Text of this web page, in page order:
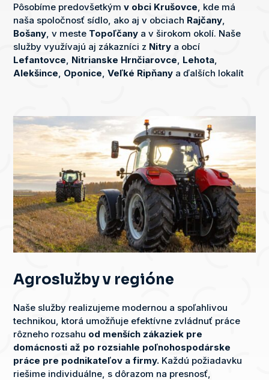
Pôsobíme predovšetkýmv obci Krušovce, kde má
naša spoločnosť sídlo, ako aj v obciach Rajčany,
Bošany, v meste Topoľčany a v širokom okolí. Naše
služby využívajú aj zákazníci z Nitry a obcí
Lefantovce, Nitrianske Hrnčiarovce, Lehota,
Alekšince, Oponice,Veľké Ripňany a ďalších lokalít
Agroslužby v regióne
Naše služby realizujeme modernou a spoľahlivou
technikou, ktorá umožňuje efektívne zvládnuť práce
rôzneho rozsahu od menších zákaziek pre
domácnosti až po rozsiahle poľnohospodárske
práce pre podnikateľov a firmy. Každú požiadavku
riešime individuálne, s dôrazom na presnosť,